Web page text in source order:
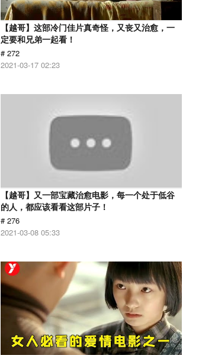
【越哥】这部冷门佳片真奇怪，又丧又治愈，一
定要和兄弟一起看！
# 272
2021-03-17 02:23
【越哥】又一部宝藏治愈电影，每一个处于低谷
的人，都应该看看这部片子！
# 276
2021-03-08 05:33